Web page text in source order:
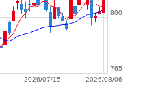
2026/08/06
2026/07/15
765
800